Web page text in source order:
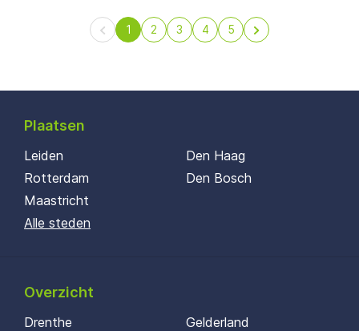
1 2 3 4 5
Plaatsen
Leiden
Rotterdam
Maastricht
Den Haag
Den Bosch
Alle steden
Overzicht
Drenthe
Gelderland